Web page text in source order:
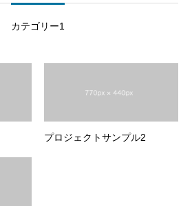
カテゴリー1
プロジェクトサンプル2